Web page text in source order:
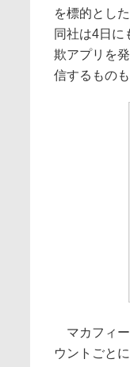
を標的とし
同社は4日に
欺アプリを
信するもの
マカフィー
ウントごと